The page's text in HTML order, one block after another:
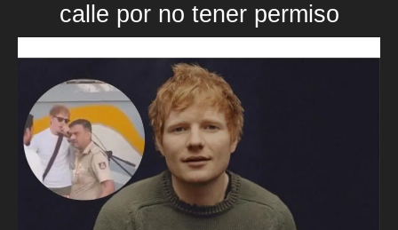
calle por no tener permiso